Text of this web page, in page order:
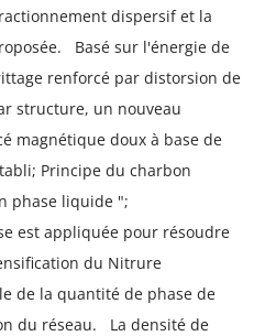
dispersif et la
Basé sur l'énergie de
renforcé par distorsion de
structure, un nouveau
magnétique doux à base de
Principe du charbon
phase liquide ";
est appliquée pour résoudre
du Nitrure
de la quantité de phase de
du réseau.
La densité de